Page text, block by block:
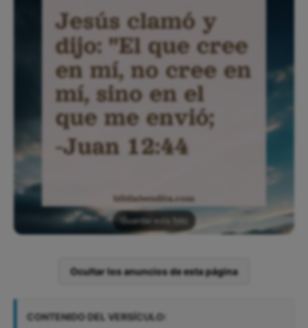
Guardar esta foto
Ocultar los anuncios de esta página
CONTENIDO DEL VERSÍCULO: